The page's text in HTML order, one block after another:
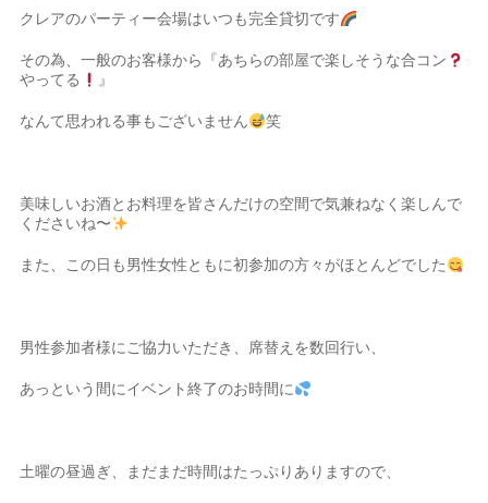
クレアのパーティー会場はいつも完全貸切です
その為、一般のお客様から『あちらの部屋で楽しそうな合コン
やってる
』
なんて思われる事もございません 笑
美味しいお酒とお料理を皆さんだけの空間で気兼ねなく楽しんで
くださいね〜
また、この日も男性女性ともに初参加の方々がほとんどでした
男性参加者様にご協力いただき、席替えを数回行い、
あっという間にイベント終了のお時間に
土曜の昼過ぎ、まだまだ時間はたっぷりありますので、